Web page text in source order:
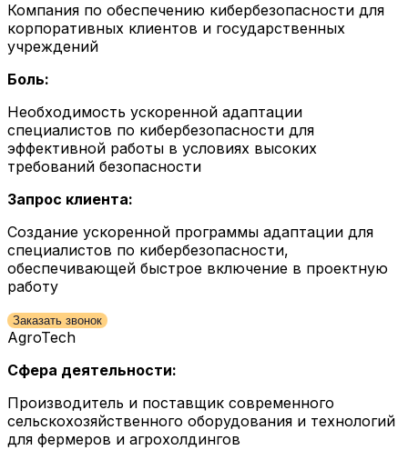
Компания по обеспечению кибербезопасности для
корпоративных клиентов и государственных
учреждений
Боль:
Необходимость ускоренной адаптации
специалистов по кибербезопасности для
эффективной работы в условиях высоких
требований безопасности
Запрос клиента:
Создание ускоренной программы адаптации для
специалистов по кибербезопасности,
обеспечивающей быстрое включение в проектную
работу
Заказать звонок
AgroTech
Сфера деятельности:
Производитель и поставщик современного
сельскохозяйственного оборудования и технологий
для фермеров и агрохолдингов